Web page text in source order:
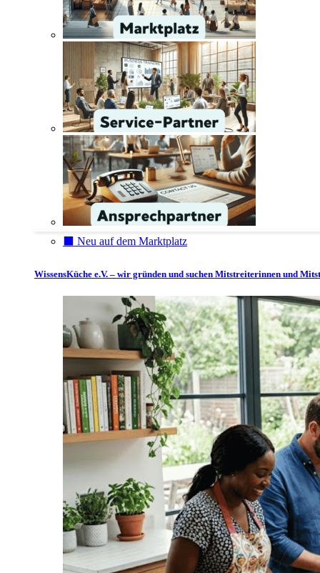
⬛️ Neu auf dem Marktplatz
WissensKüche e.V. – wir gründen und suchen Mitstreiterinnen und